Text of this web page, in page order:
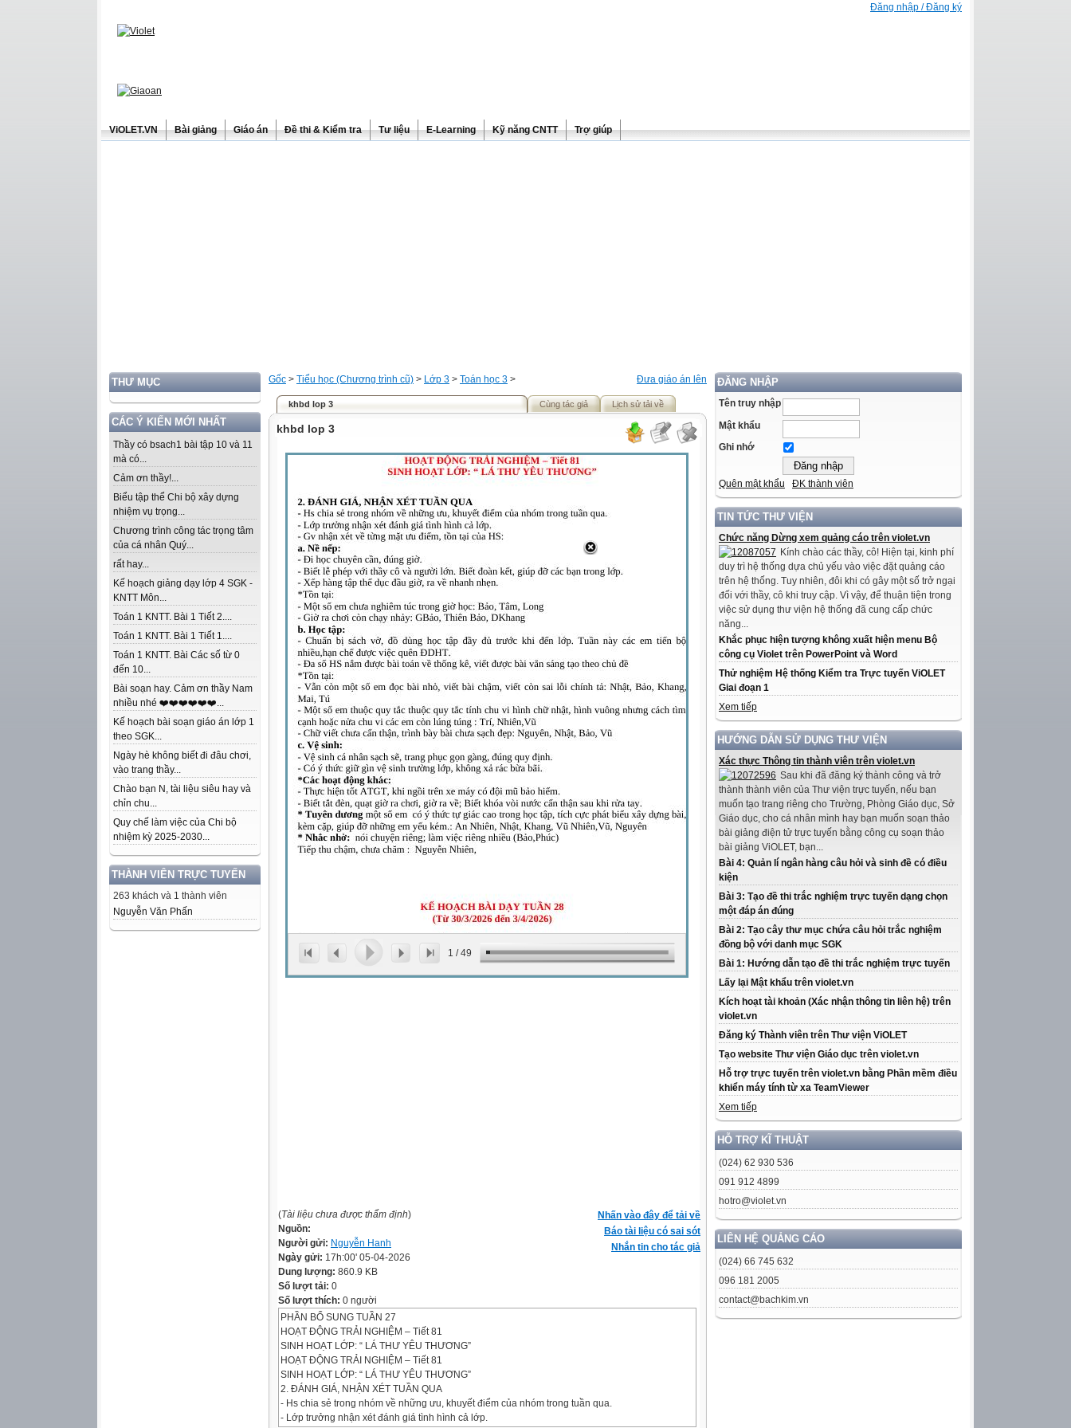
Đăng nhập / Đăng ký
ViOLET.VN Bài giảng Giáo án Đề thi & Kiểm tra Tư liệu E-Learning Kỹ năng CNTT Trợ giúp
THƯ MỤC
CÁC Ý KIẾN MỚI NHẤT
Thầy có bsach1 bài tập 10 và 11
mà có...
Cảm ơn thầy!...
Biểu tập thể Chi bộ xây dựng
nhiệm vụ trọng...
Chương trình công tác trọng tâm
của cá nhân Quý...
rất hay...
Kế hoạch giảng dạy lớp 4 SGK -
KNTT Môn...
Toán 1 KNTT. Bài 1 Tiết 2....
Toán 1 KNTT. Bài 1 Tiết 1....
Toán 1 KNTT. Bài Các số từ 0
đến 10...
Bài soạn hay. Cảm ơn thầy Nam
nhiều nhé ❤️❤️❤️❤️❤️❤️...
Kế hoạch bài soạn giáo án lớp 1
theo SGK...
Ngày hè không biết đi đâu chơi,
vào trang thầy...
Chào bạn N, tài liệu siêu hay và
chỉn chu...
Quy chế làm việc của Chi bộ
nhiệm kỳ 2025-2030...
THÀNH VIÊN TRỰC TUYẾN
263 khách và 1 thành viên
Nguyễn Văn Phấn
ĐĂNG NHẬP
Tên truy nhập
Mật khẩu
Ghi nhớ
Quên mật khẩu ĐK thành viên
TIN TỨC THƯ VIỆN
Chức năng Dừng xem quảng cáo trên violet.vn
Kính chào các thầy, cô! Hiện tại, kinh phí
duy trì hệ thống dựa chủ yếu vào việc đặt quảng cáo
trên hệ thống. Tuy nhiên, đôi khi có gây một số trở ngại
đối với thầy, cô khi truy cập. Vì vậy, để thuận tiện trong
việc sử dụng thư viện hệ thống đã cung cấp chức
năng...
Khắc phục hiện tượng không xuất hiện menu Bộ
công cụ Violet trên PowerPoint và Word
Thử nghiệm Hệ thống Kiểm tra Trực tuyến ViOLET
Giai đoạn 1
Xem tiếp
HƯỚNG DẪN SỬ DỤNG THƯ VIỆN
Xác thực Thông tin thành viên trên violet.vn
Sau khi đã đăng ký thành công và trở
thành thành viên của Thư viện trực tuyến, nếu bạn
muốn tạo trang riêng cho Trường, Phòng Giáo dục, Sở
Giáo dục, cho cá nhân mình hay bạn muốn soạn thảo
bài giảng điện tử trực tuyến bằng công cụ soạn thảo
bài giảng ViOLET, bạn...
Bài 4: Quản lí ngân hàng câu hỏi và sinh đề có điều
kiện
Bài 3: Tạo đề thi trắc nghiệm trực tuyến dạng chọn
một đáp án đúng
Bài 2: Tạo cây thư mục chứa câu hỏi trắc nghiệm
đồng bộ với danh mục SGK
Bài 1: Hướng dẫn tạo đề thi trắc nghiệm trực tuyến
Lấy lại Mật khẩu trên violet.vn
Kích hoạt tài khoản (Xác nhận thông tin liên hệ) trên
violet.vn
Đăng ký Thành viên trên Thư viện ViOLET
Tạo website Thư viện Giáo dục trên violet.vn
Hỗ trợ trực tuyến trên violet.vn bằng Phần mềm điều
khiển máy tính từ xa TeamViewer
Xem tiếp
HỖ TRỢ KĨ THUẬT
(024) 62 930 536
091 912 4899
hotro@violet.vn
LIÊN HỆ QUẢNG CÁO
(024) 66 745 632
096 181 2005
contact@bachkim.vn
Đưa giáo án lên
Gốc > Tiểu học (Chương trình cũ) > Lớp 3 > Toán học 3 >
khbd lop 3 Cùng tác giả Lịch sử tải về
khbd lop 3
1 /49
Nhấn vào đây để tải về
Báo tài liệu có sai sót
Nhắn tin cho tác giả
(Tài liệu chưa được thẩm định)
Nguồn:
Người gửi: Nguyễn Hanh
Ngày gửi: 17h:00' 05-04-2026
Dung lượng: 860.9 KB
Số lượt tải: 0
Số lượt thích: 0 người
PHẦN BỔ SUNG TUẦN 27
HOẠT ĐỘNG TRẢI NGHIỆM – Tiết 81
SINH HOẠT LỚP: “ LÁ THƯ YÊU THƯƠNG”
HOẠT ĐỘNG TRẢI NGHIỆM – Tiết 81
SINH HOẠT LỚP: “ LÁ THƯ YÊU THƯƠNG”
2. ĐÁNH GIÁ, NHẬN XÉT TUẦN QUA
- Hs chia sẻ trong nhóm về những ưu, khuyết điểm của nhóm trong tuần qua.
- Lớp trưởng nhận xét đánh giá tình hình cả lớp.